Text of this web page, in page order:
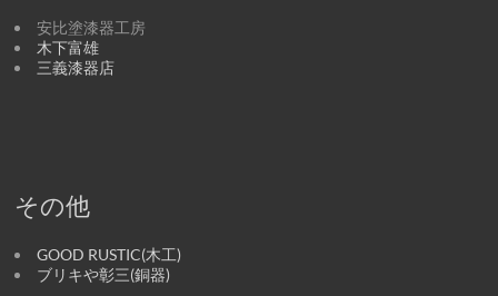
安比塗漆器工房
木下富雄
三義漆器店
その他
GOOD RUSTIC(木工)
ブリキや彰三(銅器)